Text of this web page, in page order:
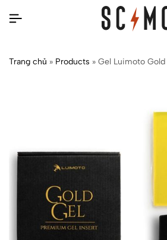
Trang chủ » Products » Gel Luimoto Gold